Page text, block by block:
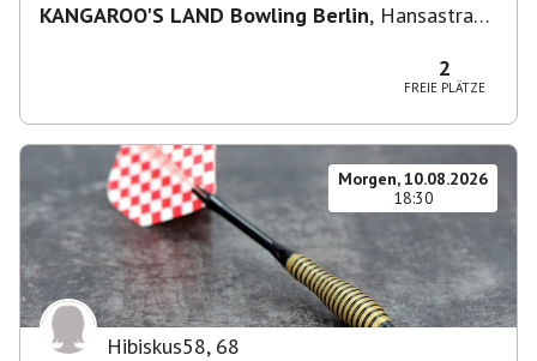
KANGAROO'S LAND Bowling Berlin, Hansastraße
2
FREIE PLÄTZE
Morgen, 10.08.2026
18:30
Hibiskus58, 68